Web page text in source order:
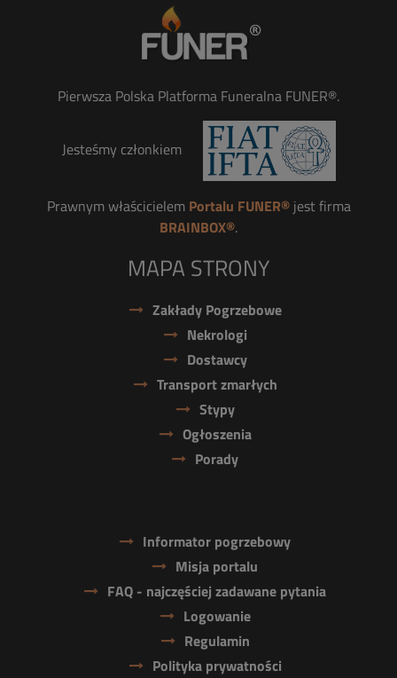
Pierwsza Polska Platforma Funeralna FUNER®.
Jesteśmy członkiem
Prawnym właścicielem Portalu FUNER®jest firma
BRAINBOX®.
MAPA STRONY
Zakłady Pogrzebowe
Nekrologi
Dostawcy
Transport zmarłych
Stypy
Ogłoszenia
Porady
Informator pogrzebowy
Misja portalu
FAQ - najczęściej zadawane pytania
Logowanie
Regulamin
Polityka prywatności